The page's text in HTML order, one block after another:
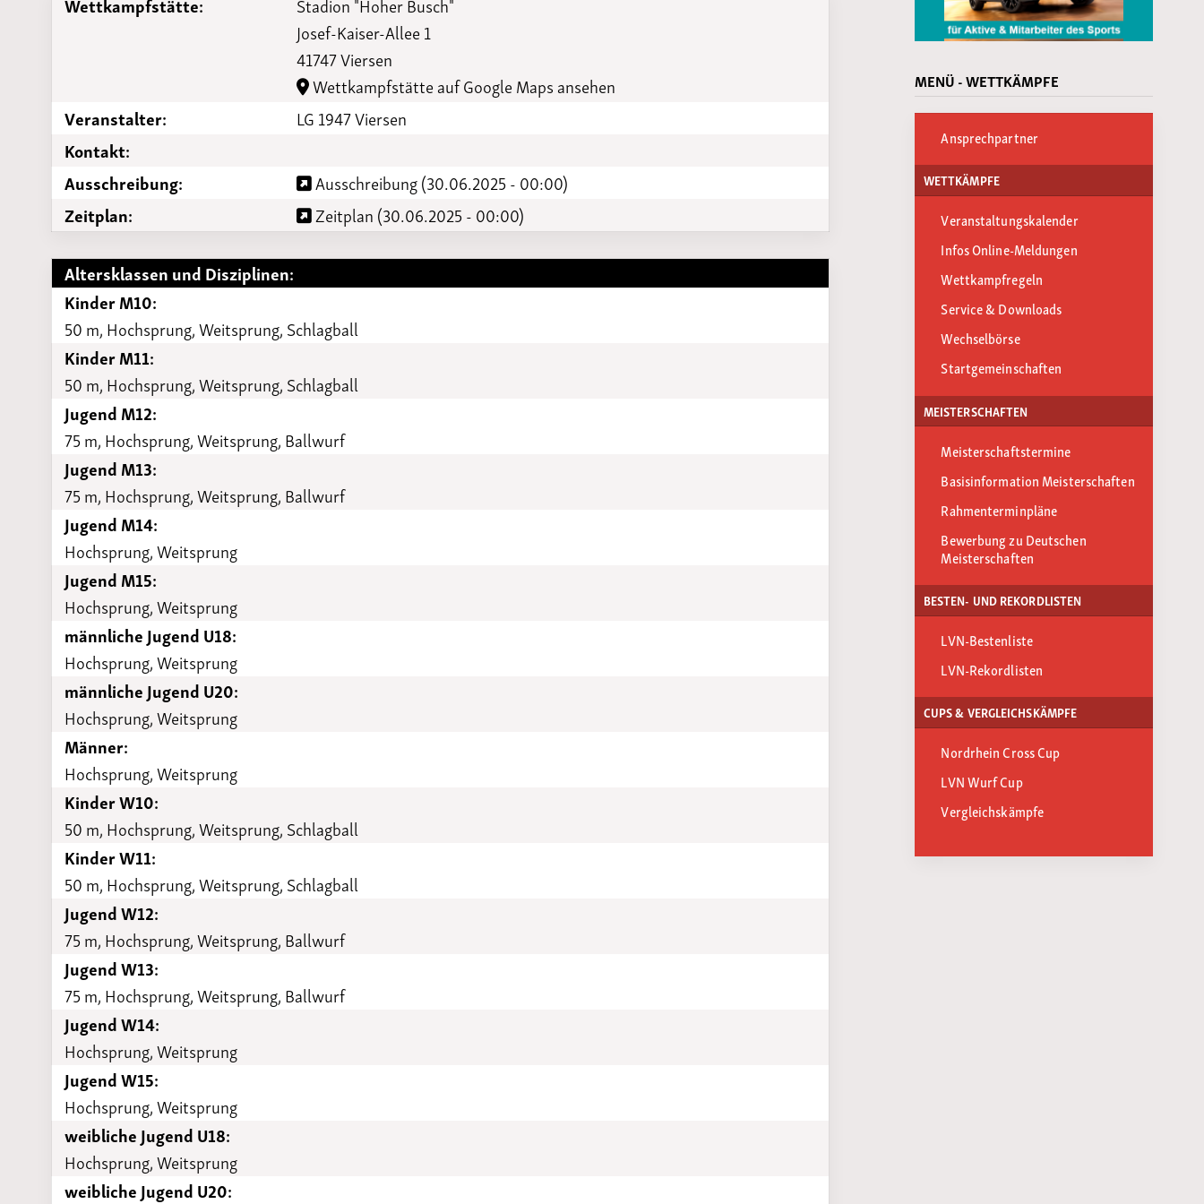
Laufveranstaltertagungen
2023
Josef-Kaiser-Allee 1
41747 Viersen
Wettkampfstätte auf Google Maps ansehen
Veranstalter:
LG 1947 Viersen
Kontakt:
Ausschreibung:
Ausschreibung (30.06.2025 - 00:00)
Zeitplan:
Zeitplan (30.06.2025 - 00:00)
Altersklassen und Disziplinen:
Kinder M10:
50 m, Hochsprung, Weitsprung, Schlagball
Kinder M11:
50 m, Hochsprung, Weitsprung, Schlagball
Jugend M12:
75 m, Hochsprung, Weitsprung, Ballwurf
Jugend M13:
75 m, Hochsprung, Weitsprung, Ballwurf
Jugend M14:
Hochsprung, Weitsprung
Jugend M15:
Hochsprung, Weitsprung
männliche Jugend U18:
Hochsprung, Weitsprung
männliche Jugend U20:
Hochsprung, Weitsprung
Männer:
Hochsprung, Weitsprung
Kinder W10:
50 m, Hochsprung, Weitsprung, Schlagball
Kinder W11:
50 m, Hochsprung, Weitsprung, Schlagball
Jugend W12:
75 m, Hochsprung, Weitsprung, Ballwurf
Jugend W13:
75 m, Hochsprung, Weitsprung, Ballwurf
Jugend W14:
Hochsprung, Weitsprung
Jugend W15:
Hochsprung, Weitsprung
weibliche Jugend U18:
Hochsprung, Weitsprung
weibliche Jugend U20:
MENÜ - WETTKÄMPFE
Ansprechpartner
WETTKÄMPFE
Veranstaltungskalender
Infos Online-Meldungen
Wettkampfregeln
Service & Downloads
Wechselbörse
Startgemeinschaften
MEISTERSCHAFTEN
Meisterschaftstermine
Basisinformation Meisterschaften
Rahmenterminpläne
Bewerbung zu Deutschen
Meisterschaften
BESTEN- UND REKORDLISTEN
LVN-Bestenliste
LVN-Rekordlisten
CUPS & VERGLEICHSKÄMPFE
Nordrhein Cross Cup
LVN Wurf Cup
Vergleichskämpfe